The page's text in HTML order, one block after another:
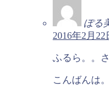
ぽる
2016年2月
ふるら。。
こんばんは。